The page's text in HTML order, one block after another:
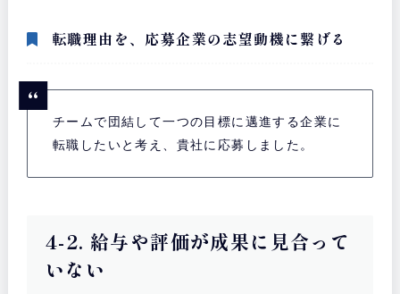
転職理由を、応募企業の志望動機に繋げる
チームで団結して一つの目標に邁進する企業に
転職したいと考え、貴社に応募しました。
4-2. 給与や評価が成果に見合って
いない